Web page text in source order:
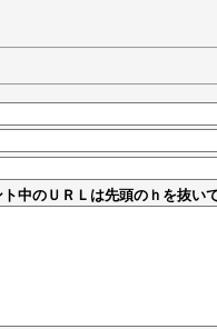
中のＵＲＬは先頭のｈを抜い